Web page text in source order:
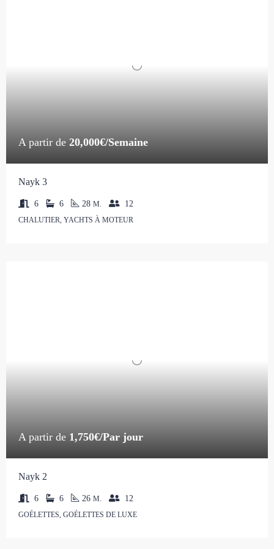
A partir de 20,000€/Semaine
Nayk 3
6 6 28 M. 12
CHALUTIER, YACHTS À MOTEUR
A partir de 1,750€/Par jour
Nayk 2
6 6 26 M. 12
GOÉLETTES, GOÉLETTES DE LUXE